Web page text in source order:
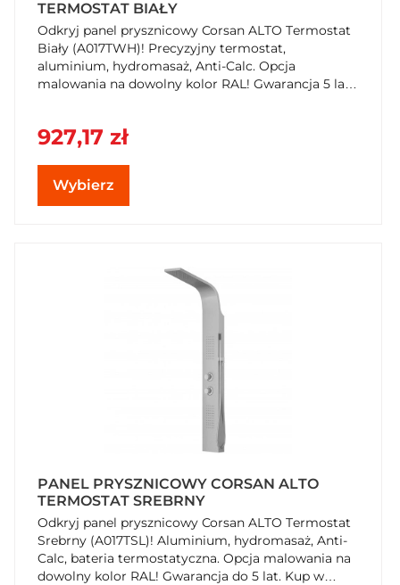
TERMOSTAT BIAŁY
Odkryj panel prysznicowy Corsan ALTO Termostat
Biały (A017TWH)! Precyzyjny termostat,
aluminium, hydromasaż, Anti-Calc. Opcja
malowania na dowolny kolor RAL! Gwarancja 5 lat.
927,17 zł
Wybierz
PANEL PRYSZNICOWY CORSAN ALTO
TERMOSTAT SREBRNY
Odkryj panel prysznicowy Corsan ALTO Termostat
Srebrny (A017TSL)! Aluminium, hydromasaż, Anti-
Calc, bateria termostatyczna. Opcja malowania na
dowolny kolor RAL! Gwarancja do 5 lat. Kup w